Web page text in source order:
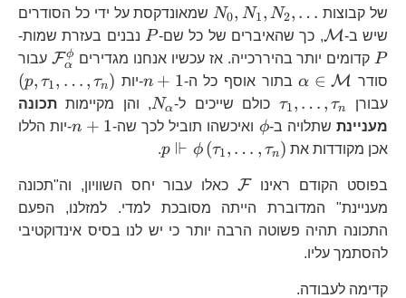
של קבוצות
N_{0},N_{1},N_{2},\ldots
N0, N1, N2, …
שמאונדקסת על ידי כל הסודרים
שיש ב-
\mathcal{M} M, כך שהאיברים של כל שם-
P
P נבנים בעזרת שמות-
P קדומים יותר בהיררכייה. אז עכשיו אנחנו מגדירים Fα
ϕ
עבור
סודר
\alpha\in\mathcal{M} α ∈ M בתור אוסף כל ה-
n+1
n + 1 -יות (p, τ1, … , τn)
עבורן \tau_{1},\ldots,\tau_{n}
τ1, … , τn כולם שייכים ל-N_{\alpha}
Nα , והן מקיימות תכונה
מעניינתשתלויה ב- \phi ϕ ואיכשהו תוביל לכך שה- n+1
n + 1
-יות הללו
אכן מקודדות את
p ⊩ ϕ (τ1, … , τn)
.
בפוסט הקודם ראינו\mathcal{F}
F כאלו עבור יחס השוויון, וה"תכונה
מעניינת" המדוברת הייתה מסובכת למדי. למזלנו, הפעם
התכונה תהיה פשוטה הרבה יותר כי יש לנו בסיס אינדוקטיבי
להסתמך עליו.
קדימה לעבודה.